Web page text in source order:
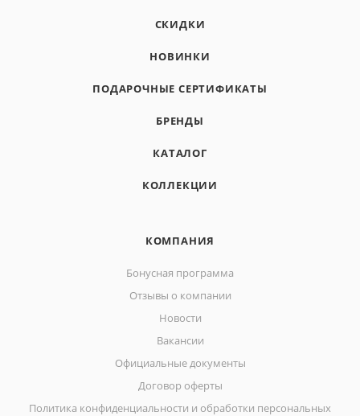
СКИДКИ
НОВИНКИ
ПОДАРОЧНЫЕ СЕРТИФИКАТЫ
БРЕНДЫ
КАТАЛОГ
КОЛЛЕКЦИИ
КОМПАНИЯ
Бонусная программа
Отзывы о компании
Новости
Вакансии
Официальные документы
Договор оферты
Политика конфиденциальности и обработки персональных